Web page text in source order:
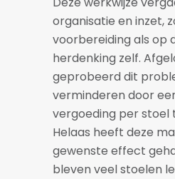
organisatie en inzet,
voorbereiding als op
herdenking zelf.
geprobeerd dit
verminderen door
vergoeding per stoel
Helaas heeft deze
gewenste effect
bleven veel stoelen